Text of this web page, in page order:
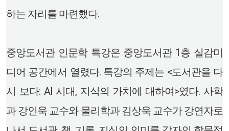
하는 자리를 마련했다.
중앙도서관 인문학 특강은 중앙도서관 1층 실감미
디어 공간에서 열렸다. 특강의 주제는 <도서관을 다
시 보다: AI 시대, 지식의 가치에 대하여>였다. 사학
과 강인욱 교수와 물리학과 김상욱 교수가 강연자로